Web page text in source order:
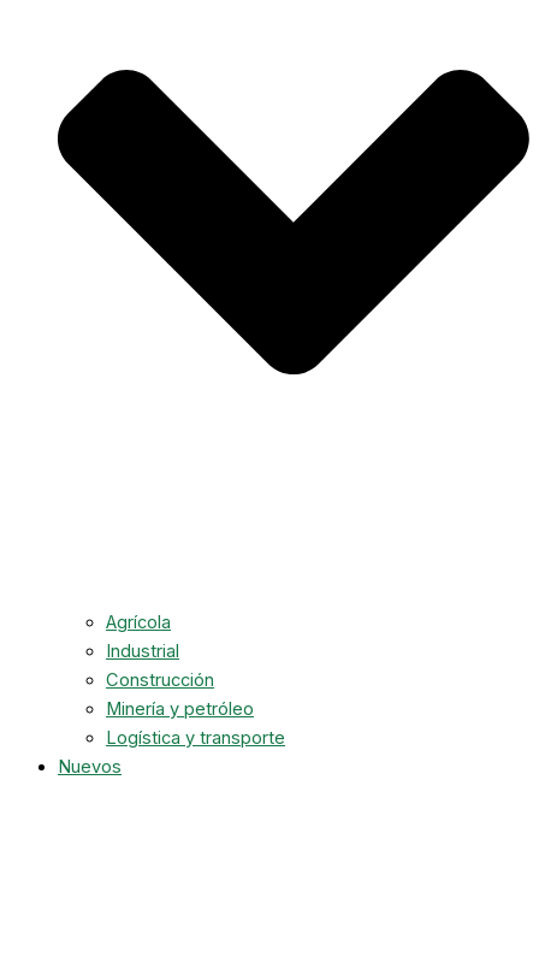
Agrícola
Industrial
Construcción
Minería y petróleo
Logística y transporte
Nuevos